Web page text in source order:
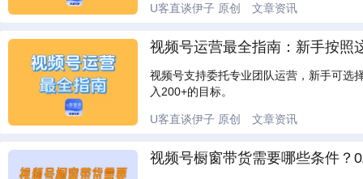
U客直谈伊子 原创 文章资讯
视频号运营最全指南：新手按照
视频号支持委托专业团队运营，新手可选
入200+的目标。
U客直谈伊子 原创 文章资讯
视频号橱窗带货需要哪些条件？